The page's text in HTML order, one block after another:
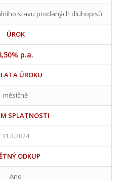
stavu prodaných dluhopisů
ÚROK
p.a.
ÚROKU
měsíčně
SPLATNOSTI
31.3.2024
ODKUP
Ano